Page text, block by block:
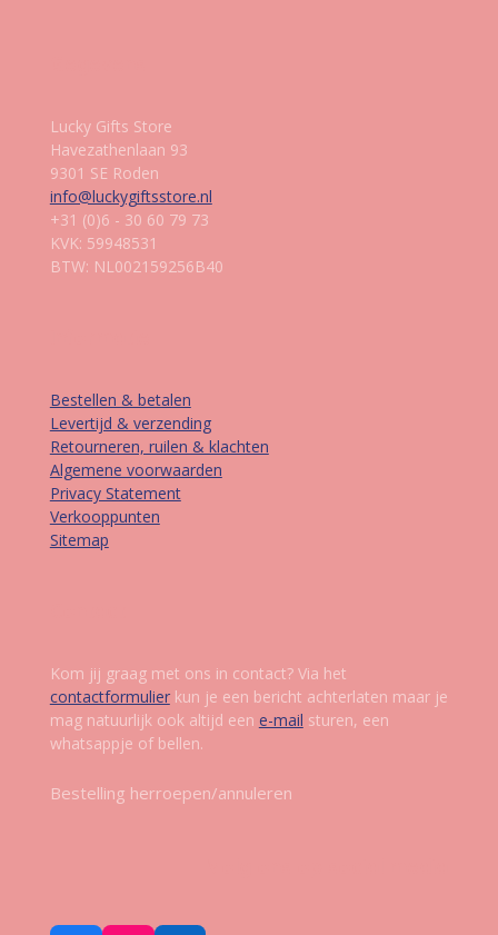
Lucky Gifts Store
Havezathenlaan 93
9301 SE Roden
info@luckygiftsstore.nl
+31 (0)6 - 30 60 79 73
KVK: 59948531
BTW: NL002159256B40
Bestellen & betalen
Levertijd & verzending
Retourneren, ruilen & klachten
Algemene voorwaarden
Privacy Statement
Verkooppunten
Sitemap
Kom jij graag met ons in contact? Via het
contactformulierkun je een bericht achterlaten maar je
mag natuurlijk ook altijd een e-mail sturen, een
whatsappje of bellen.
Bestelling herroepen/annuleren